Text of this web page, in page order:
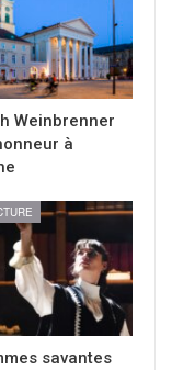
Weinbrenner
à
savantes